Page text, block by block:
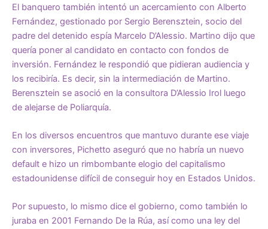
El banquero también intentó un acercamiento con Alberto
Fernández, gestionado por Sergio Berensztein, socio del
padre del detenido espía Marcelo D’Alessio. Martino dijo que
quería poner al candidato en contacto con fondos de
inversión. Fernández le respondió que pidieran audiencia y
los recibiría. Es decir, sin la intermediación de Martino.
Berensztein se asoció en la consultora D’Alessio Irol luego
de alejarse de Poliarquía.
En los diversos encuentros que mantuvo durante ese viaje
con inversores, Pichetto aseguró que no habría un nuevo
default e hizo un rimbombante elogio del capitalismo
estadounidense difícil de conseguir hoy en Estados Unidos.
Por supuesto, lo mismo dice el gobierno, como también lo
juraba en 2001 Fernando De la Rúa, así como una ley del